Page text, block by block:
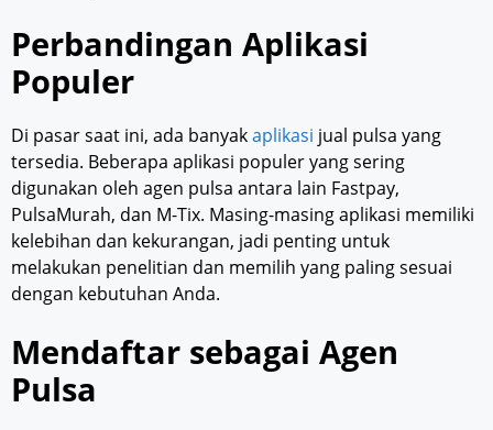
Perbandingan Aplikasi
Populer
Di pasar saat ini, ada banyakaplikasi jual pulsa yang
tersedia. Beberapa aplikasi populer yang sering
digunakan oleh agen pulsa antara lain Fastpay,
PulsaMurah, dan M-Tix. Masing-masing aplikasi memiliki
kelebihan dan kekurangan, jadi penting untuk
melakukan penelitian dan memilih yang paling sesuai
dengan kebutuhan Anda.
Mendaftar sebagai Agen
Pulsa